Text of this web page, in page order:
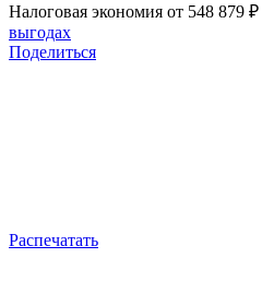
Налоговая экономия от 548 879 ₽
выгодах
Поделиться
Распечатать